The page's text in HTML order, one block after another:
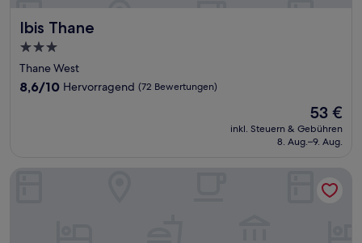
Ibis Thane
Ibis Thane
3.0-
Sterne-
Unterkunft
Thane West
8.6
8,6/10 Hervorragend (72 Bewertungen)
Der
Preis
beträgt
53 €
inkl. Steuern & Gebühren
8. Aug.–9. Aug.
Fortune Park Lake City, Thane - Member ITC Hotels' Group